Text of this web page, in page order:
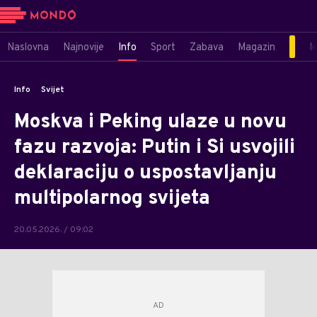
Naslovna Najnovije Info Sport Zabava Magazin
Info Svijet
Moskva i Peking ulaze u novu
fazu razvoja: Putin i Si usvojili
deklaraciju o uspostavljanju
multipolarnog svijeta
20.05.2026. / 09:02